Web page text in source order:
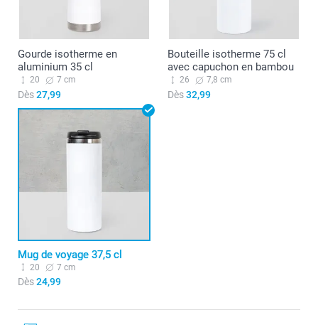
Gourde isotherme en
aluminium 35 cl
20 7 cm
Dès27,99
Bouteille isotherme 75 cl
avec capuchon en bambou
26 7,8 cm
Dès32,99
Mug de voyage 37,5 cl
20 7 cm
Dès24,99